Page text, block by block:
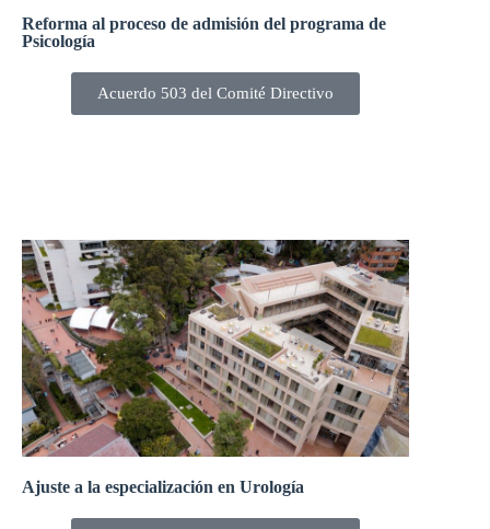
Reforma al proceso de admisión del programa de
Psicología
Acuerdo 503 del Comité Directivo
Ajuste a la especialización en Urología